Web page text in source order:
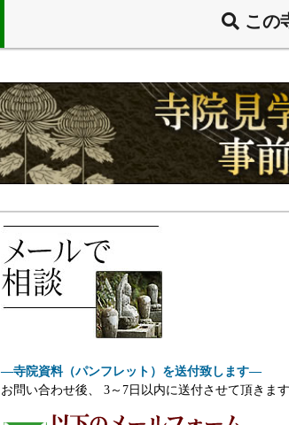
この
―寺院資料（パンフレット）を送付致します―
お問い合わせ後、 3～7日以内に送付させて頂きます